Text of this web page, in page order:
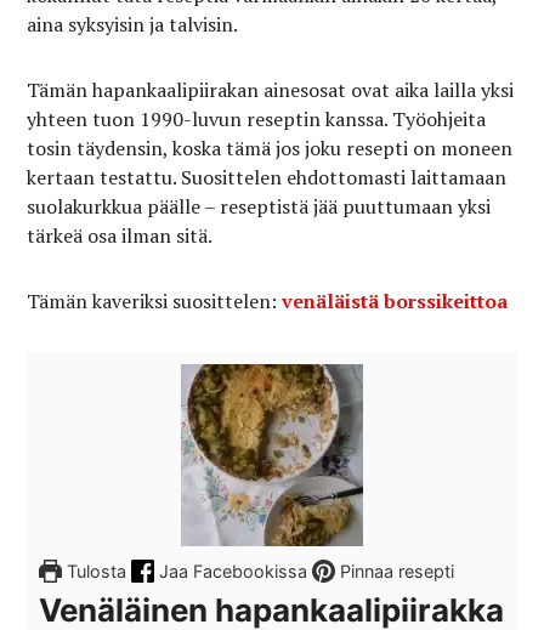
aina syksyisin ja talvisin.
Tämän hapankaalipiirakan ainesosat ovat aika lailla yksi
yhteen tuon 1990-luvun reseptin kanssa. Työohjeita
tosin täydensin, koska tämä jos joku resepti on moneen
kertaan testattu. Suosittelen ehdottomasti laittamaan
suolakurkkua päälle – reseptistä jää puuttumaan yksi
tärkeä osa ilman sitä.
Tämän kaveriksi suosittelen:venäläistä borssikeittoa
Tulosta Jaa Facebookissa Pinnaa resepti
Venäläinen hapankaalipiirakka